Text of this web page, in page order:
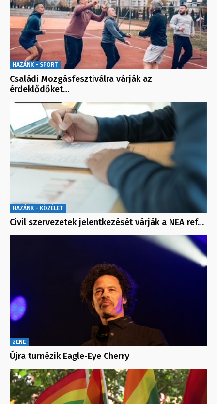
HAZÁNK - SPORT
Családi Mozgásfesztiválra várják az
érdeklődőket…
HAZÁNK - KÖZÉLET
Civil szervezetek jelentkezését várják a NEA ref…
ZENE
Újra turnézik Eagle-Eye Cherry